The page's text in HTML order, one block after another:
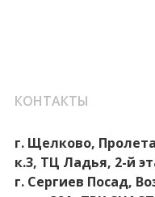
КОНТАКТЫ
г. Щелково,
к.3, ТЦ Ладья, 2-й
г. Сергиев Посад,